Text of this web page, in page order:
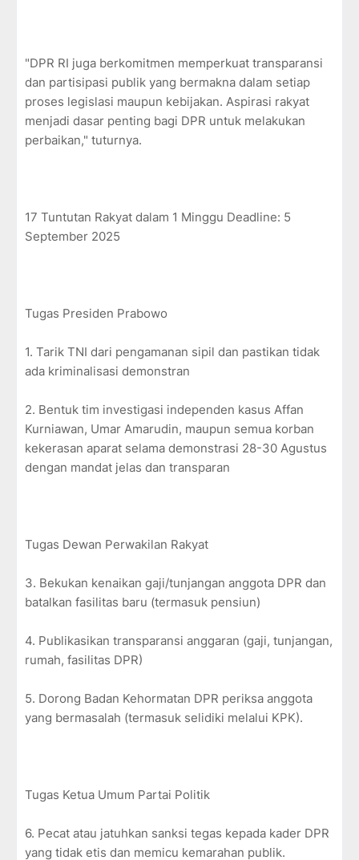
"DPR RI juga berkomitmen memperkuat transparansi
dan partisipasi publik yang bermakna dalam setiap
proses legislasi maupun kebijakan. Aspirasi rakyat
menjadi dasar penting bagi DPR untuk melakukan
perbaikan," tuturnya.
17 Tuntutan Rakyat dalam 1 Minggu Deadline: 5
September 2025
Tugas Presiden Prabowo
1. Tarik TNI dari pengamanan sipil dan pastikan tidak
ada kriminalisasi demonstran
2. Bentuk tim investigasi independen kasus Affan
Kurniawan, Umar Amarudin, maupun semua korban
kekerasan aparat selama demonstrasi 28-30 Agustus
dengan mandat jelas dan transparan
Tugas Dewan Perwakilan Rakyat
3. Bekukan kenaikan gaji/tunjangan anggota DPR dan
batalkan fasilitas baru (termasuk pensiun)
4. Publikasikan transparansi anggaran (gaji, tunjangan,
rumah, fasilitas DPR)
5. Dorong Badan Kehormatan DPR periksa anggota
yang bermasalah (termasuk selidiki melalui KPK).
Tugas Ketua Umum Partai Politik
6. Pecat atau jatuhkan sanksi tegas kepada kader DPR
yang tidak etis dan memicu kemarahan publik.